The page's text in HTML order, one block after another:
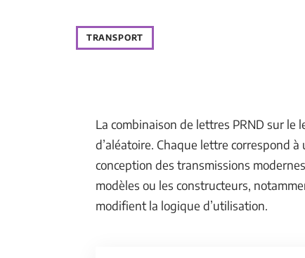
TRANSPORT
La combinaison de lettres PRND sur le
d’aléatoire. Chaque lettre correspond
conception des transmissions
modèles ou les constructeurs,
modifient la logique d’utilisation.